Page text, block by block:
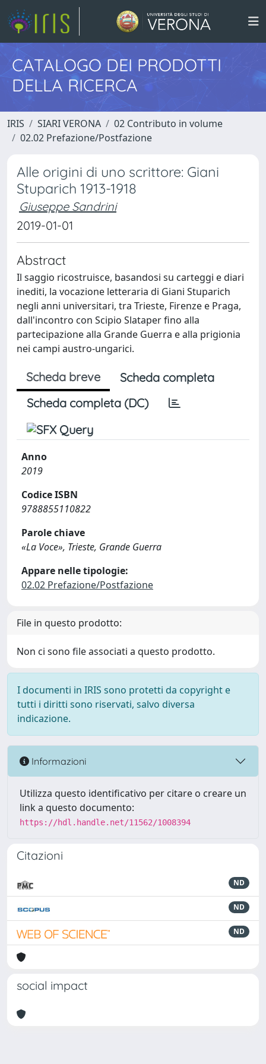
CATALOGO DEI PRODOTTI
DELLA RICERCA
IRIS SIARI VERONA
02 Contributo in volume
02.02 Prefazione/Postfazione
Alle origini di uno scrittore: Giani
Stuparich 1913-1918
Giuseppe Sandrini
2019-01-01
Abstract
Il saggio ricostruisce, basandosi su carteggi e diari
inediti, la vocazione letteraria di Giani Stuparich
negli anni universitari, tra Trieste, Firenze e Praga,
dall'incontro con Scipio Slataper fino alla
partecipazione alla Grande Guerra e alla prigionia
nei campi austro-ungarici.
Scheda breve
Scheda completa
Scheda completa (DC)
Anno
2019
Codice ISBN
9788855110822
Parole chiave
«La Voce», Trieste, Grande Guerra
Appare nelle tipologie:
02.02 Prefazione/Postfazione
File in questo prodotto:
Non ci sono file associati a questo prodotto.
I documenti in IRIS sono protetti da copyright e
tutti i diritti sono riservati, salvo diversa
indicazione.
Informazioni
Utilizza questo identificativo per citare o creare un
link a questo documento:
https://hdl.handle.net/11562/1008394
Citazioni
ND
ND
ND
social impact